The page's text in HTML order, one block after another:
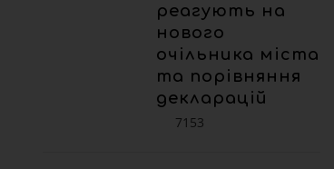
реагують на
нового
очільника міста
та порівняння
декларацій
7153